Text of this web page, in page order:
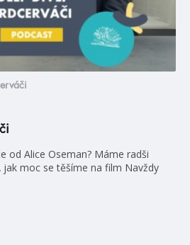
od Alice Oseman? Máme radši
jak moc se těšíme na film Navždy